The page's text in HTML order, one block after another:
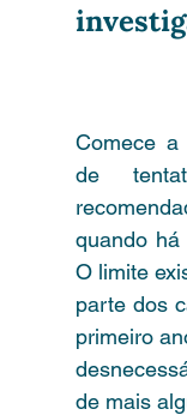
Comece
de
quando
O limite
parte dos
primeiro
de mais